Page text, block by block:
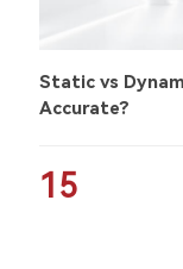
Static vs
Accurate?
15